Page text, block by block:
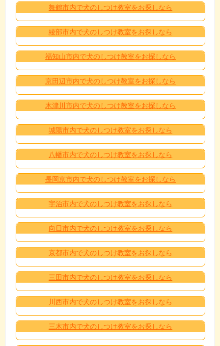
舞鶴市内で犬のしつけ教室をお探しなら
綾部市内で犬のしつけ教室をお探しなら
福知山市内で犬のしつけ教室をお探しなら
京田辺市内で犬のしつけ教室をお探しなら
木津川市内で犬のしつけ教室をお探しなら
城陽市内で犬のしつけ教室をお探しなら
八幡市内で犬のしつけ教室をお探しなら
長岡京市内で犬のしつけ教室をお探しなら
宇治市内で犬のしつけ教室をお探しなら
向日市内で犬のしつけ教室をお探しなら
京都市内で犬のしつけ教室をお探しなら
三田市内で犬のしつけ教室をお探しなら
川西市内で犬のしつけ教室をお探しなら
三木市内で犬のしつけ教室をお探しなら